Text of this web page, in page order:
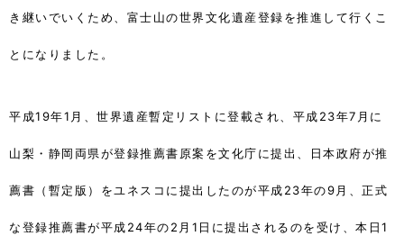
き継いでいくため、富士山の世界文化遺産登録を推進して行くこ
とになりました。
平成19年1月、世界遺産暫定リストに登載され、平成23年7月に
山梨・静岡両県が登録推薦書原案を文化庁に提出、日本政府が推
薦書（暫定版）をユネスコに提出したのが平成23年の9月、正式
な登録推薦書が平成24年の2月1日に提出されるのを受け、本日1